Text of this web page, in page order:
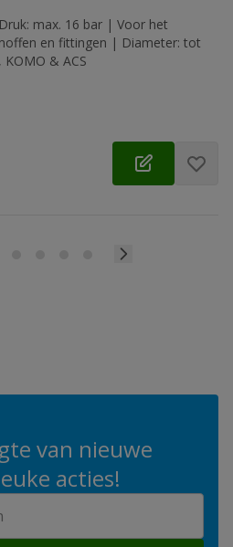
max. 16 bar | Voor het
en fittingen | Diameter: tot
& ACS
van nieuwe
acties!